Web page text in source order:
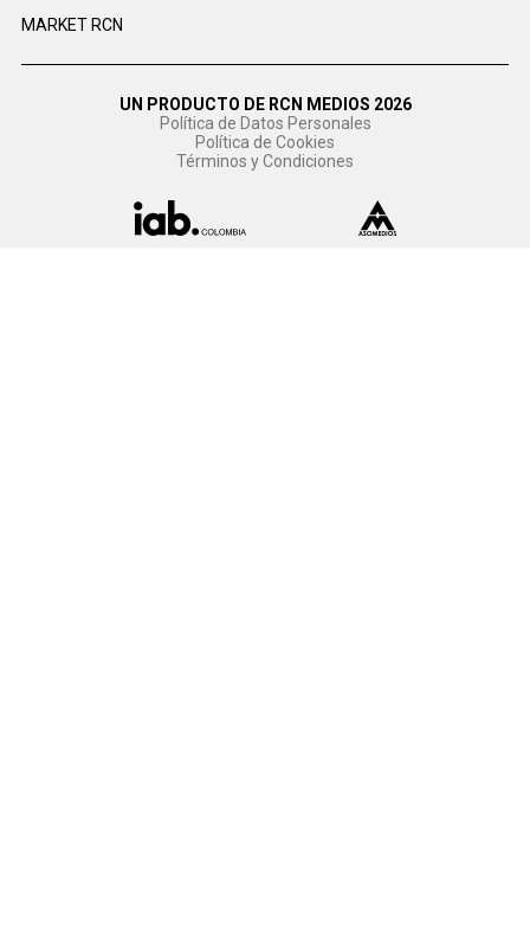
MARKET RCN
UN PRODUCTO DE RCN MEDIOS 2026
Política de Datos Personales
Política de Cookies
Términos y Condiciones